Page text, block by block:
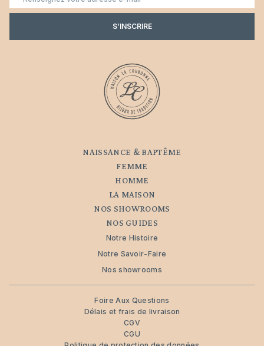
S’INSCRIRE
NAISSANCE & BAPTÊME
FEMME
HOMME
LA MAISON
NOS SHOWROOMS
NOS GUIDES
Notre Histoire
Notre Savoir-Faire
Nos showrooms
Foire Aux Questions
Délais et frais de livraison
CGV
CGU